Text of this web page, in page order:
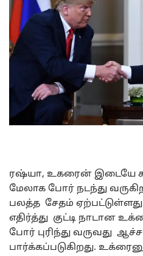
ரஷ்யா, உகரைன் இடையே
மேலாக போர் நடந்து
பலத்த சேதம்
எதிர்த்து குட்டி நாடான
போர் புரிந்து வருவது
பார்க்கப்படுகிறது.